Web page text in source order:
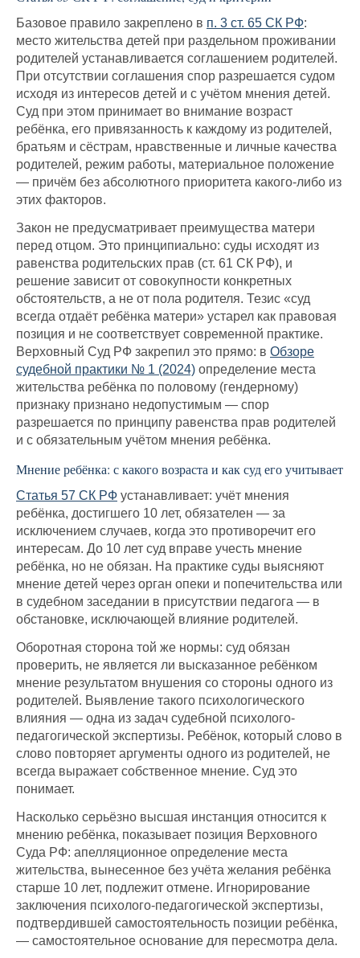
Базовое правило закреплено в п. 3 ст. 65 СК РФ:
место жительства детей при раздельном проживании
родителей устанавливается соглашением родителей.
При отсутствии соглашения спор разрешается судом
исходя из интересов детей и с учётом мнения детей.
Суд при этом принимает во внимание возраст
ребёнка, его привязанность к каждому из родителей,
братьям и сёстрам, нравственные и личные качества
родителей, режим работы, материальное положение
— причём без абсолютного приоритета какого-либо из
этих факторов.
Закон не предусматривает преимущества матери
перед отцом. Это принципиально: суды исходят из
равенства родительских прав (ст. 61 СК РФ), и
решение зависит от совокупности конкретных
обстоятельств, а не от пола родителя. Тезис «суд
всегда отдаёт ребёнка матери» устарел как правовая
позиция и не соответствует современной практике.
Верховный Суд РФ закрепил это прямо: в Обзоре
судебной практики № 1 (2024) определение места
жительства ребёнка по половому (гендерному)
признаку признано недопустимым — спор
разрешается по принципу равенства прав родителей
и с обязательным учётом мнения ребёнка.
Мнение ребёнка: с какого возраста и как суд его учитывает
Статья 57 СК РФ устанавливает: учёт мнения
ребёнка, достигшего 10 лет, обязателен — за
исключением случаев, когда это противоречит его
интересам. До 10 лет суд вправе учесть мнение
ребёнка, но не обязан. На практике суды выясняют
мнение детей через орган опеки и попечительства или
в судебном заседании в присутствии педагога — в
обстановке, исключающей влияние родителей.
Оборотная сторона той же нормы: суд обязан
проверить, не является ли высказанное ребёнком
мнение результатом внушения со стороны одного из
родителей. Выявление такого психологического
влияния — одна из задач судебной психолого-
педагогической экспертизы. Ребёнок, который слово в
слово повторяет аргументы одного из родителей, не
всегда выражает собственное мнение. Суд это
понимает.
Насколько серьёзно высшая инстанция относится к
мнению ребёнка, показывает позиция Верховного
Суда РФ: апелляционное определение места
жительства, вынесенное без учёта желания ребёнка
старше 10 лет, подлежит отмене. Игнорирование
заключения психолого-педагогической экспертизы,
подтвердившей самостоятельность позиции ребёнка,
— самостоятельное основание для пересмотра дела.